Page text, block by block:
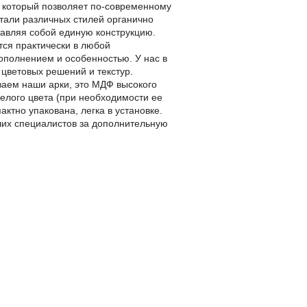
позволяет по-современному
различных стилей органично
собой единую конструкцию.
практически в любой
и особенностью. У нас в
решений и текстур.
наши арки, это МДФ высокого
цвета (при необходимости ее
упакована, легка в установке.
специалистов за дополнительную